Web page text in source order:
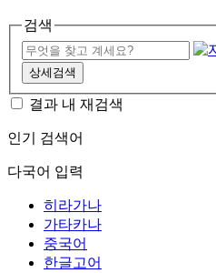
검색
상세검색
결과 내 재검색
인기 검색어
다국어 입력
히라가나
가타카나
중국어
한글고어